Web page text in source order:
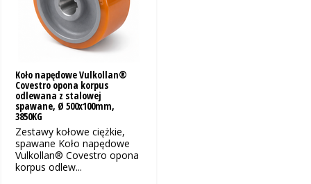
Koło napędowe Vulkollan®
Covestro opona korpus
odlewana z stalowej
spawane, Ø 500x100mm,
3850KG
Zestawy kołowe ciężkie,
spawane Koło napędowe
Vulkollan® Covestro opona
korpus odlew...